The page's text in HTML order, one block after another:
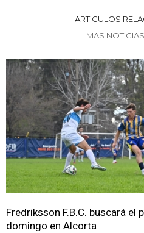
ARTICULOS
MAS
Fredriksson F.B.C. buscará
domingo en Alcorta